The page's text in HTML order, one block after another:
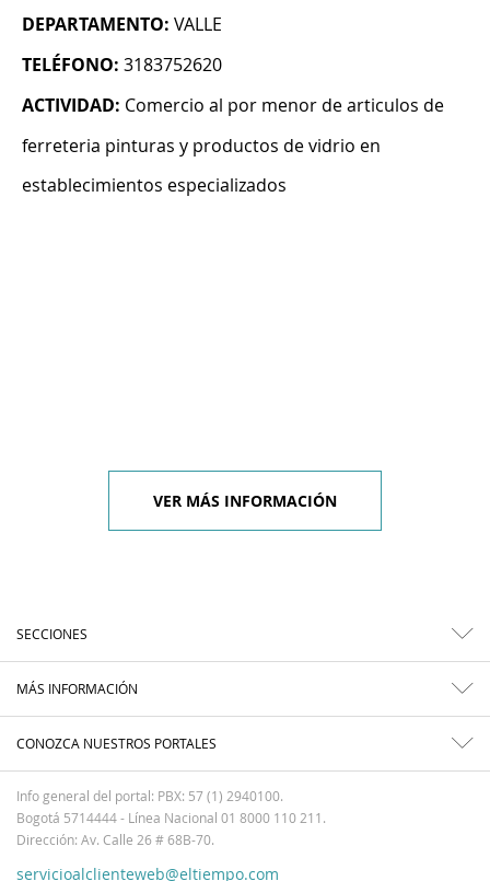
DEPARTAMENTO: VALLE
TELÉFONO: 3183752620
ACTIVIDAD: Comercio al por menor de articulos de
ferreteria pinturas y productos de vidrio en
establecimientos especializados
VER MÁS INFORMACIÓN
SECCIONES
MÁS INFORMACIÓN
CONOZCA NUESTROS PORTALES
Info general del portal: PBX: 57 (1) 2940100.
Bogotá 5714444 - Línea Nacional 01 8000 110 211.
Dirección: Av. Calle 26 # 68B-70.
servicioalclienteweb@eltiempo.com